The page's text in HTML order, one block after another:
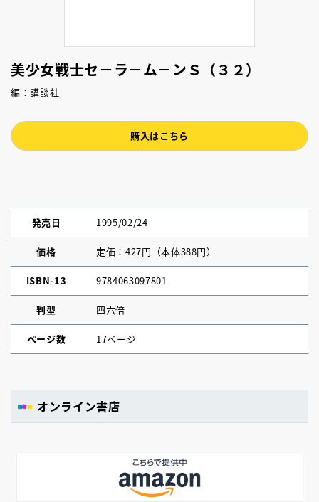
美少女戦士セ－ラ－ム－ンＳ（３２）
編：講談社
購入はこちら
発売日 1995/02/24
価格 定価：427円（本体388円）
ISBN-13 9784063097801
判型 四六倍
ページ数 17ページ
オンライン書店